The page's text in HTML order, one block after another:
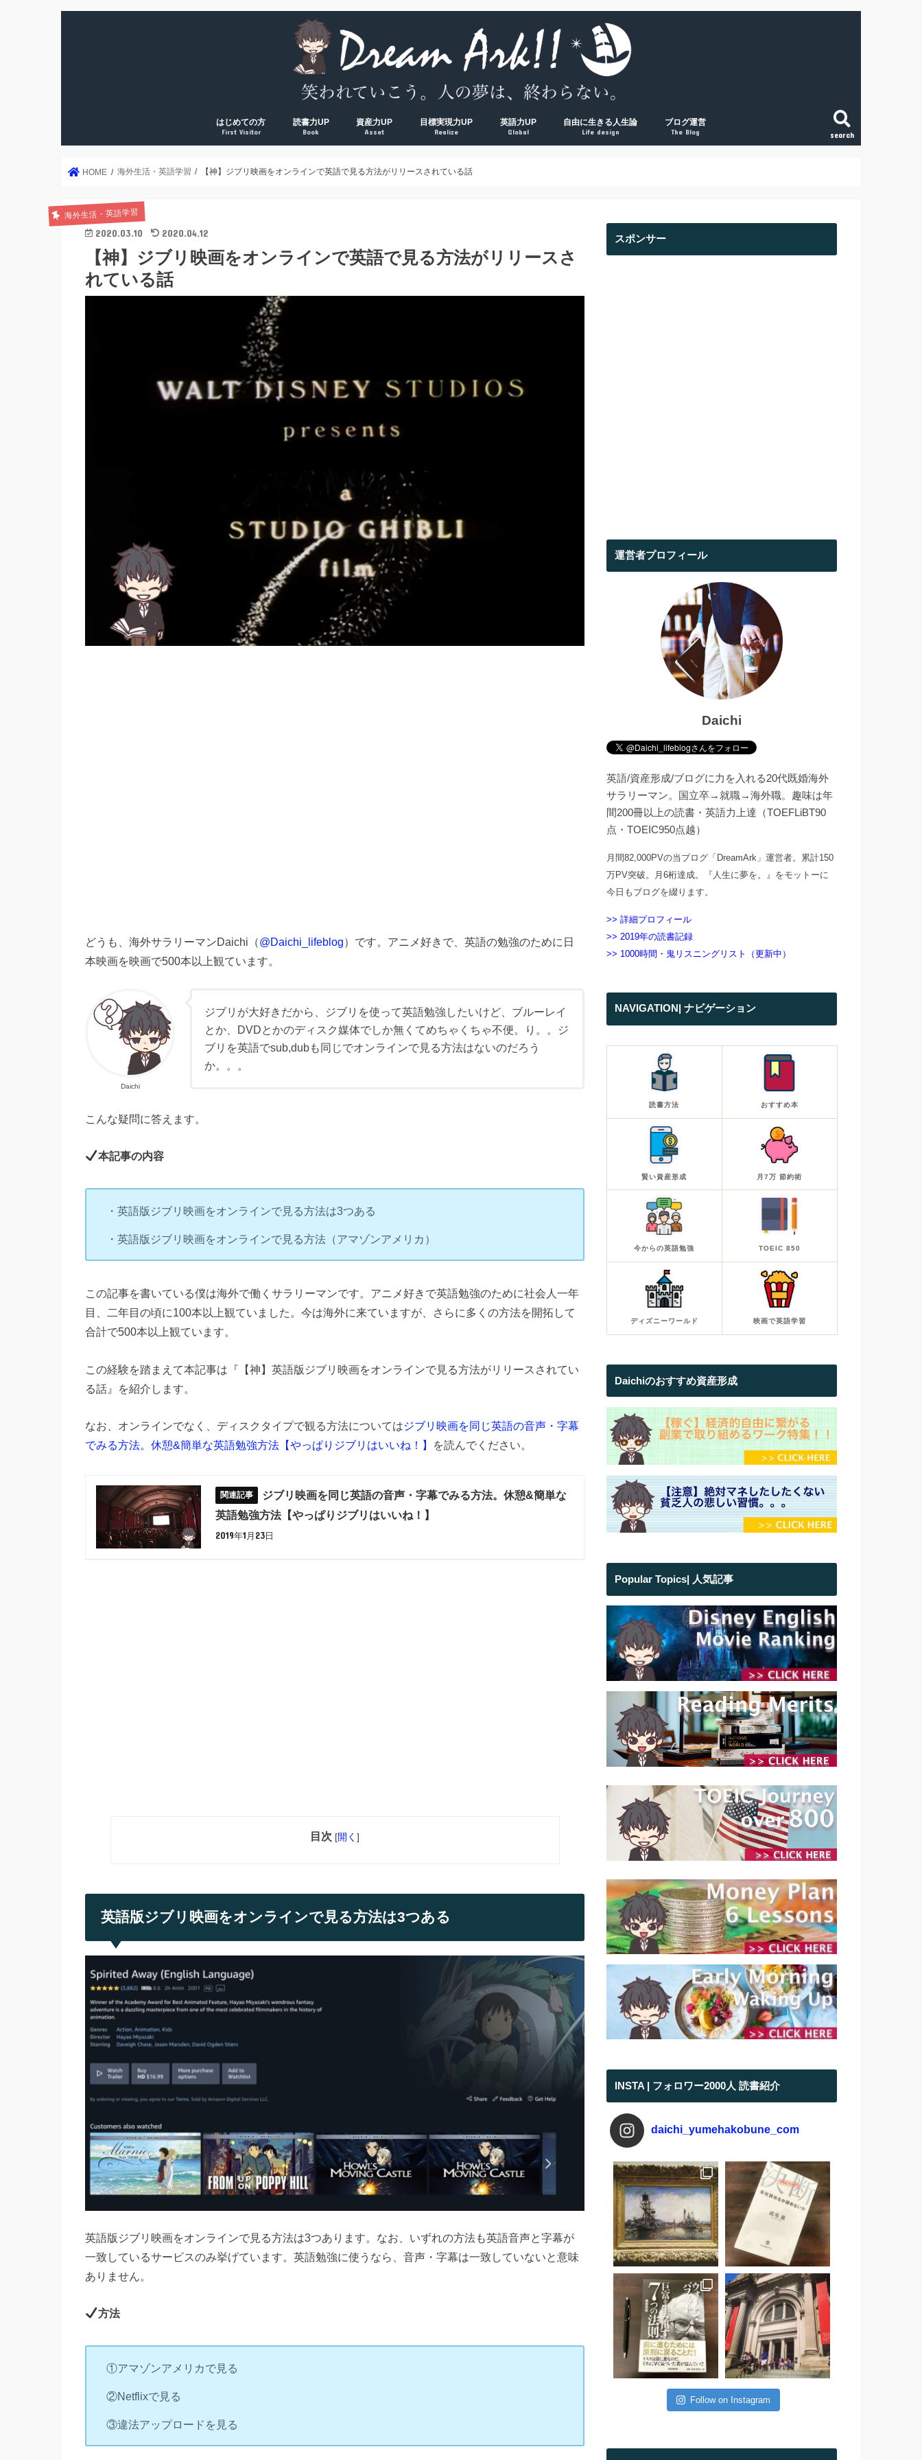
search
はじめての方
First Visitor
読書力UP
Book
資産力UP
Asset
目標実現力UP
Realize
英語力UP
Global
自由に生きる人生論
Life design
ブログ運営
The Blog
HOME 海外生活・英語学習 【神】ジブリ映画をオンラインで英語で見る方法がリリースされている話
海外生活・英語学習
2020.03.10 2020.04.12
【神】ジブリ映画をオンラインで英語で見る方法がリリースさ
れている話
どうも、海外サラリーマンDaichi（@Daichi_lifeblog）です。アニメ好きで、英語の勉強のために日
本映画を映画で500本以上観ています。
Daichi
ジブリが大好きだから、ジブリを使って英語勉強したいけど、ブルーレイ
とか、DVDとかのディスク媒体でしか無くてめちゃくちゃ不便。り。。ジ
ブリを英語でsub,dubも同じでオンラインで見る方法はないのだろう
か。。。
こんな疑問に答えます。
本記事の内容
・英語版ジブリ映画をオンラインで見る方法は3つある
・英語版ジブリ映画をオンラインで見る方法（アマゾンアメリカ）
この記事を書いている僕は海外で働くサラリーマンです。アニメ好きで英語勉強のために社会人一年
目、二年目の頃に100本以上観ていました。今は海外に来ていますが、さらに多くの方法を開拓して
合計で500本以上観ています。
この経験を踏まえて本記事は『【神】英語版ジブリ映画をオンラインで見る方法がリリースされてい
る話』を紹介します。
なお、オンラインでなく、ディスクタイプで観る方法についてはジブリ映画を同じ英語の音声・字幕
でみる方法。休憩&簡単な英語勉強方法【やっぱりジブリはいいね！】
を読んでください。
ジブリ映画を同じ英語の音声・字幕でみる方法。休憩&簡単な
英語勉強方法【やっぱりジブリはいいね！】
2019年1月23日
目次 [開く ]
英語版ジブリ映画をオンラインで見る方法は3つある
英語版ジブリ映画をオンラインで見る方法は3つあります。なお、いずれの方法も英語音声と字幕が
一致しているサービスのみ挙げています。英語勉強に使うなら、音声・字幕は一致していないと意味
ありません。
方法
①アマゾンアメリカで見る
②Netflixで見る
③違法アップロードを見る
スポンサー
運営者プロフィール
Daichi
英語/資産形成/ブログに力を入れる20代既婚海外
サラリーマン。国立卒→就職→海外職。趣味は年
間200冊以上の読書・英語力上達（TOEFLiBT90
点・TOEIC950点越）
月間82,000PVの当ブログ「DreamArk」運営者。累計150
万PV突破。月6桁達成。『人生に夢を。』をモットーに
今日もブログを綴ります。
>> 詳細プロフィール
>> 2019年の読書記録
>> 1000時間・鬼リスニングリスト（更新中）
NAVIGATION| ナビゲーション
読書方法 おすすめ本
賢い資産形成 月7万 節約術
今からの英語勉強 TOEIC 850
ディズニーワールド 映画で英語学習
Daichiのおすすめ資産形成
Popular Topics| 人気記事
INSTA | フォロワー2000人 読書紹介
daichi_yumehakobune_com
Follow on Instagram